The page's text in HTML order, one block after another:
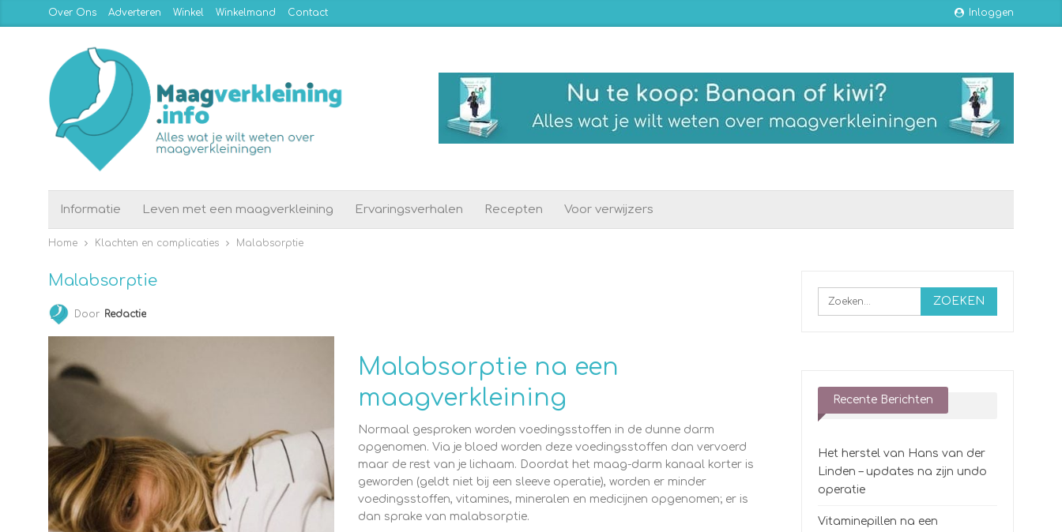
Inloggen
Over Ons Adverteren Winkel Winkelmand Contact
Informatie Leven met een maagverkleining Ervaringsverhalen Recepten Voor verwijzers
Home Klachten en complicaties Malabsorptie
Malabsorptie
Door Redactie
Malabsorptie na een
maagverkleining
Normaal gesproken worden voedingsstoffen in de dunne darm
opgenomen. Via je bloed worden deze voedingsstoffen dan vervoerd
maar de rest van je lichaam. Doordat het maag-darm kanaal korter is
geworden (geldt niet bij een sleeve operatie), worden er minder
voedingsstoffen, vitamines, mineralen en medicijnen opgenomen; er is
dan sprake van malabsorptie.
Recente Berichten
Het herstel van Hans van der
Linden – updates na zijn undo
operatie
Vitaminepillen na een